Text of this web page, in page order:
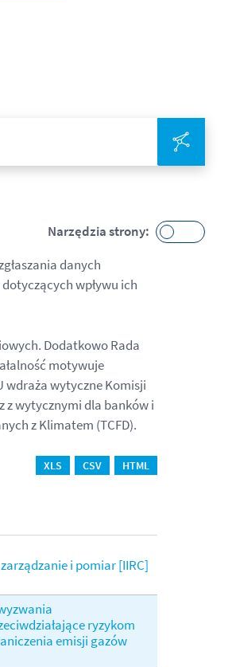
Narzędzia strony:
danych
wpływu ich
Dodatkowo Rada
motywuje
wdraża wytyczne Komisji
z wytycznymi dla banków i
z Klimatem (TCFD).
XLS CSV HTML
i pomiar [IIRC]
ryzykom
emisji gazów